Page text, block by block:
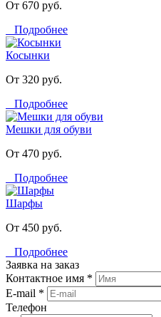
От 670 руб.
Подробнее
Косынки
От 320 руб.
Подробнее
Мешки для обуви
От 470 руб.
Подробнее
Шарфы
От 450 руб.
Подробнее
Заявка на заказ
Контактное имя *
E-mail *
Телефон